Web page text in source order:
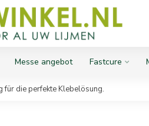
Messe angebot Fastcure
für die perfekte Klebelösung.